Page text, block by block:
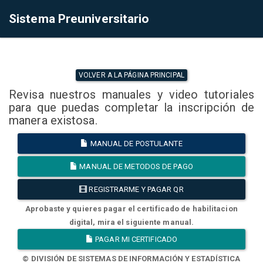
Sistema Preuniversitario
VOLVER A LA PÁGINA PRINCIPAL
Revisa nuestros manuales y video tutoriales
para que puedas completar la inscripción de
manera existosa.
MANUAL DE POSTULANTE
MANUAL DE METODOS DE PAGO
REGISTRARME Y PAGAR QR
Aprobaste y quieres pagar el certificado de habilitacion
digital, mira el siguiente manual.
PAGAR MI CERTIFICADO
© DIVISIÓN DE SISTEMAS DE INFORMACIÓN Y ESTADÍSTICA